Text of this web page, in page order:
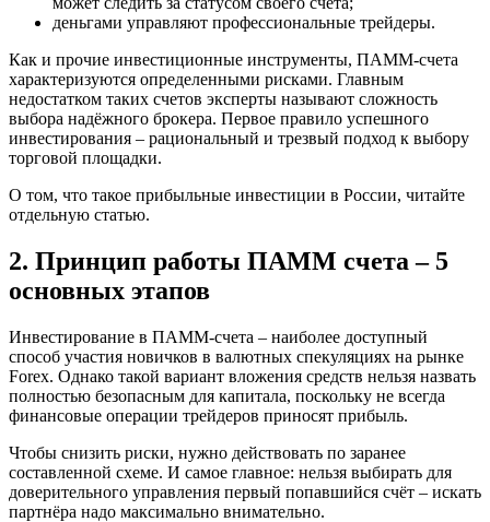
деньгами управляют профессиональные трейдеры.
Как и прочие инвестиционные инструменты, ПАММ-счета
характеризуются определенными рисками. Главным
недостатком таких счетов эксперты называют сложность
выбора надёжного брокера. Первое правило успешного
инвестирования – рациональный и трезвый подход к выбору
торговой площадки.
О том, что такое прибыльные инвестиции в России, читайте
отдельную статью.
2. Принцип работы ПАММ счета – 5
основных этапов
Инвестирование в ПАММ-счета – наиболее доступный
способ участия новичков в валютных спекуляциях на рынке
Forex. Однако такой вариант вложения средств нельзя назвать
полностью безопасным для капитала, поскольку не всегда
финансовые операции трейдеров приносят прибыль.
Чтобы снизить риски, нужно действовать по заранее
составленной схеме. И самое главное: нельзя выбирать для
доверительного управления первый попавшийся счёт – искать
партнёра надо максимально внимательно.